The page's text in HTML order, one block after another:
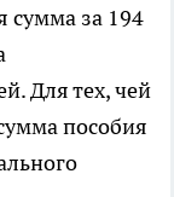
сумма за 194
Для тех, чей
пособия